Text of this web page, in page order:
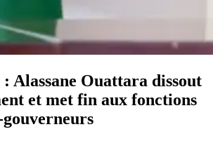
Alassane Ouattara dissout
et met fin aux fonctions